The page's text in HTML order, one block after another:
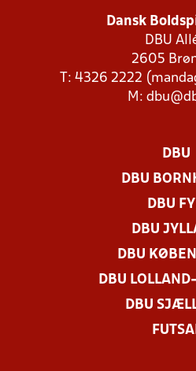
Dansk
DBU
2605
T: 4326 2222
M:
DBU
DBU
DBU
DBU
DBU
DBU
DBU